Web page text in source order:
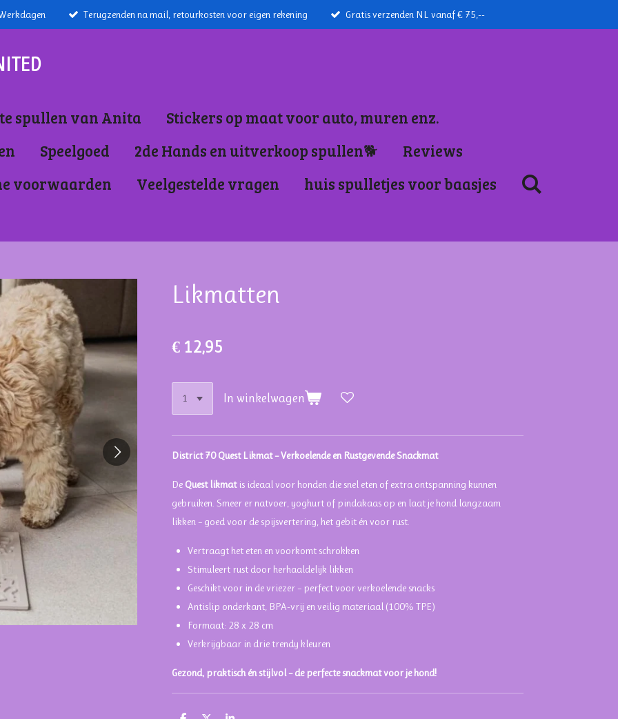
Terugzenden na mail, retourkosten voor eigen rekening Gratis verzenden NL vanaf € 75,--
spullen van Anita
Stickers op maat voor auto, muren enz.
Speelgoed 2de Hands en uitverkoop spullen🐕
Reviews
voorwaarden
Veelgestelde vragen huis spulletjes voor baasjes
Likmatten
€ 12,95
In winkelwagen
District 70 Quest Likmat – Verkoelende en Rustgevende Snackmat
De Quest likmatis ideaal voor honden die snel eten of extra ontspanning kunnen
gebruiken. Smeer er natvoer, yoghurt of pindakaas op en laat je hond langzaam
likken – goed voor de spijsvertering, het gebit én voor rust.
Vertraagt het eten en voorkomt schrokken
Stimuleert rust door herhaaldelijk likken
Geschikt voor in de vriezer – perfect voor verkoelende snacks
Antislip onderkant, BPA-vrij en veilig materiaal (100% TPE)
Formaat: 28 x 28 cm
Verkrijgbaar in drie trendy kleuren
Gezond, praktisch én stijlvol – de perfecte snackmat voor je hond!